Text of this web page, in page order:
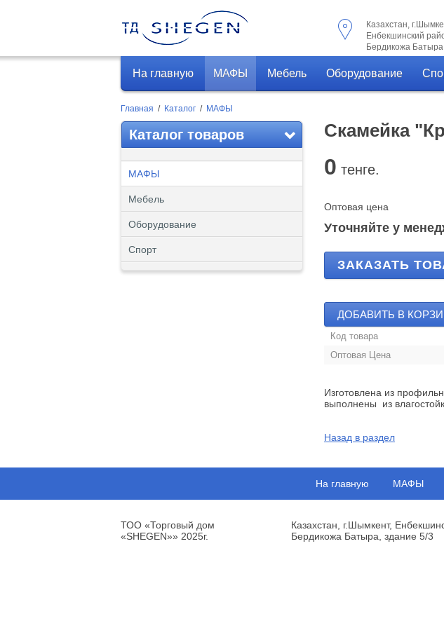
Казахстан,
Енбекшинский
Бердикожа
На главную МАФЫ Мебель Оборудование
Главная / Каталог / МАФЫ
Каталог товаров
МАФЫ
Мебель
Оборудование
Спорт
Скамейка
0 тенге.
Оптовая цена
Уточняйте у
ЗАКАЗАТЬ
ДОБАВИТЬ В
Код товара
Оптовая Цена
Изготовлена из
выполнены из
Назад в раздел
На главную МАФЫ
ТОО «Торговый дом
«SHEGEN»» 2025г.
Казахстан, г.Шымкент,
Бердикожа Батыра, здание 5/3